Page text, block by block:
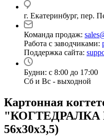
г. Екатеринбург, пер.
Команда продаж:
Работа с заводчиками:
Поддержка сайта:
Будни: с 8:00 до 17:00
Сб и Вс - выходной
Картонная
"КОГТЕДРАЛКА
56х30х3,5)